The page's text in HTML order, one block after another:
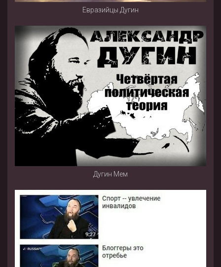
Евразийцы Дугин
Дугин Мем